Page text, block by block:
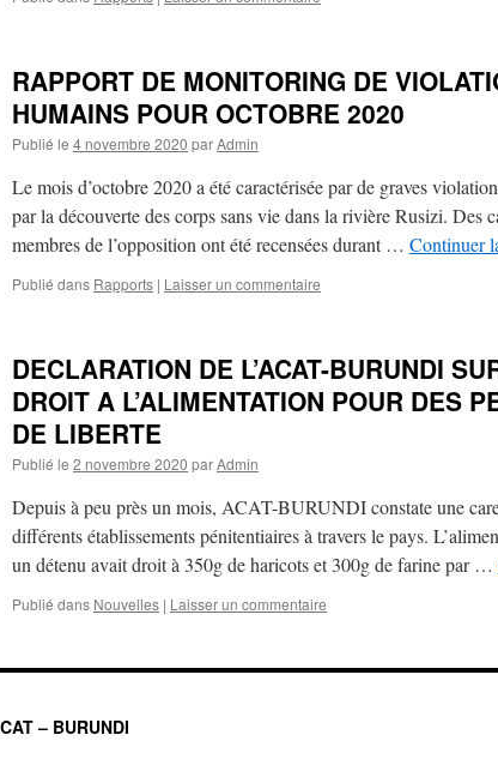
RAPPORT DE MONITORING DE
HUMAINS POUR OCTOBRE 2020
Publié le 4 novembre 2020 parAdmin
Le mois d’octobre 2020 a été caractérisée par de graves
par la découverte des corps sans vie dans la rivière Rusizi. Des
membres de l’opposition ont été recensées durant … Continuer
Publié dans Rapports | Laisser un commentaire
DECLARATION DE L’ACAT-BURUNDI
DROIT A L’ALIMENTATION POUR DES
DE LIBERTE
Publié le 2 novembre 2020 parAdmin
Depuis à peu près un mois, ACAT-BURUNDI constate une
différents établissements pénitentiaires à travers le pays.
un détenu avait droit à 350g de haricots et 300g de farine par …
Publié dans Nouvelles | Laisser un commentaire
– BURUNDI